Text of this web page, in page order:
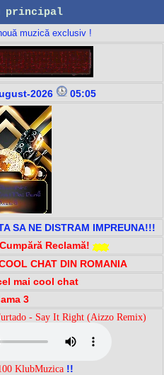
principal
muzică exclusiv !
2026 05:05
SA NE DISTRAM IMPREUNA!!!
Reclamă!
CHAT DIN ROMANIA
mai cool chat
3
- Say It Right (Aizzo Remix)
KlubMuzica !!